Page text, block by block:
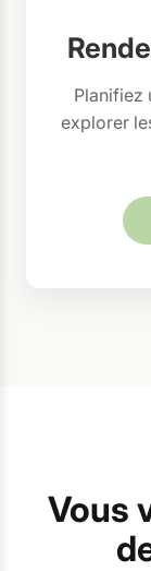
Planifiez
explorer
Vous